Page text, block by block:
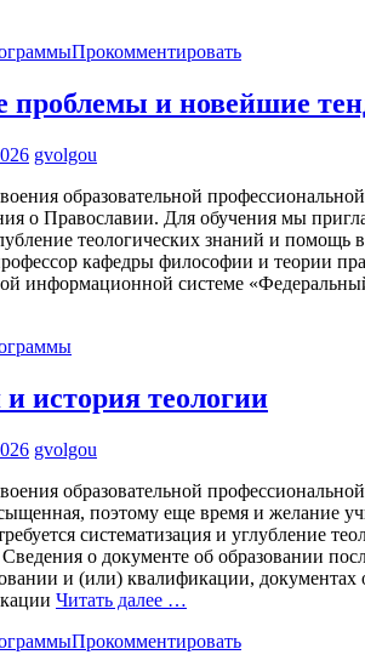
Прокомментировать
проблемы и новейшие
gvolgou
образовательной
о Православии. Для обучения мы
теологических знаний и
кафедры философии и теории
системе «Федеральный
история теологии
gvolgou
образовательной
поэтому еще время и желание
систематизация и
Сведения о документе об образовании
и (или) квалификации,
Читать далее …
Прокомментировать